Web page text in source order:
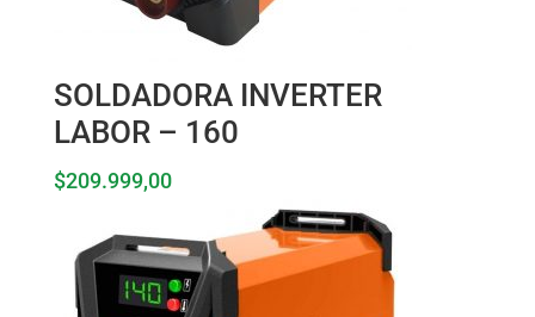
SOLDADORA INVERTER
LABOR – 160
$209.999,00